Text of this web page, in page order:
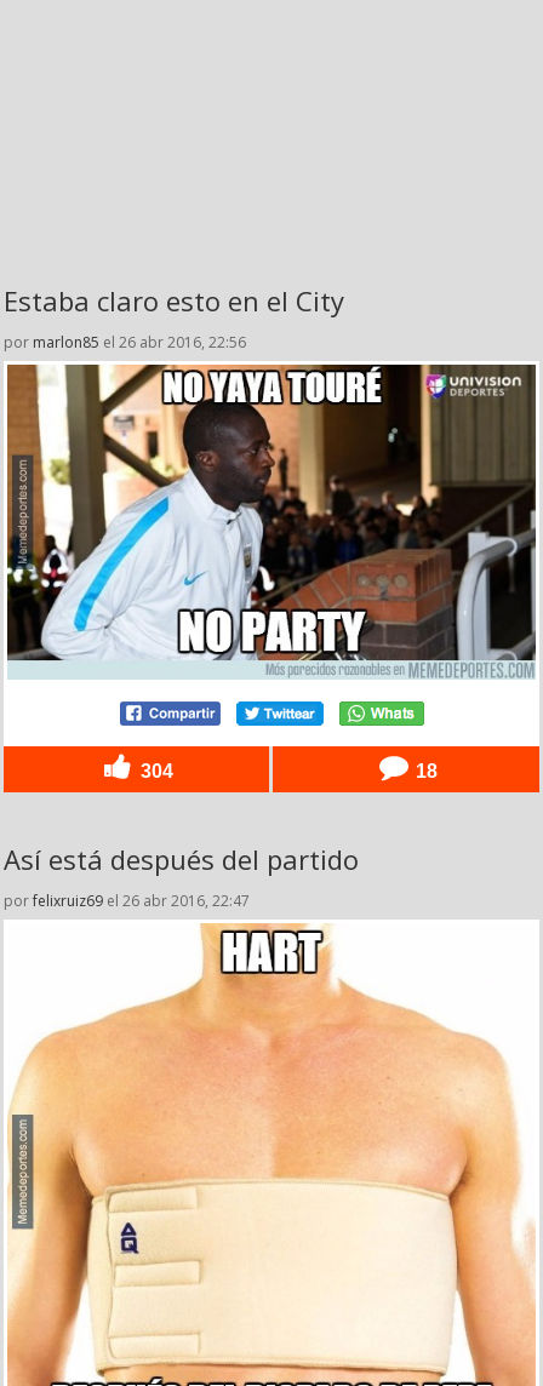
Estaba claro esto en el City
por marlon85 el 26 abr 2016, 22:56
304 18
Así está después del partido
porfelixruiz69 el 26 abr 2016, 22:47